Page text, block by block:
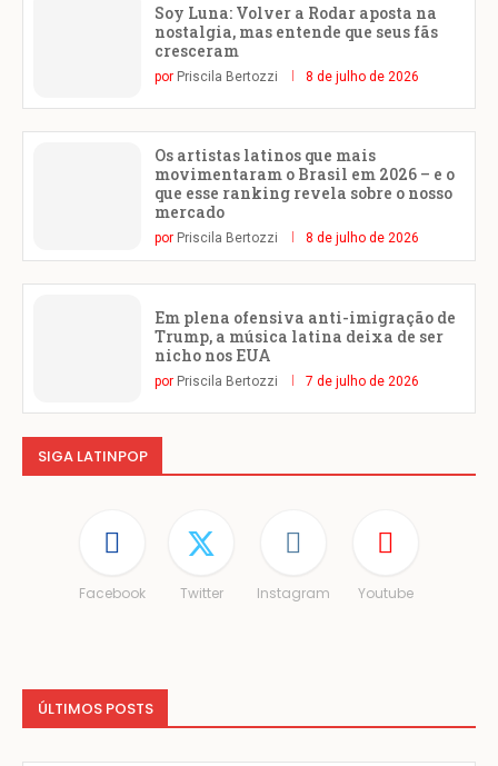
Soy Luna: Volver a Rodar aposta na
nostalgia, mas entende que seus fãs
cresceram
por Priscila Bertozzi 8 de julho de 2026
Os artistas latinos que mais
movimentaram o Brasil em 2026 – e o
que esse ranking revela sobre o nosso
mercado
por Priscila Bertozzi 8 de julho de 2026
Em plena ofensiva anti-imigração de
Trump, a música latina deixa de ser
nicho nos EUA
por Priscila Bertozzi 7 de julho de 2026
SIGA LATINPOP
Facebook Twitter Instagram Youtube
ÚLTIMOS POSTS